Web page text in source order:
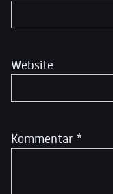
Kommentar *
Website